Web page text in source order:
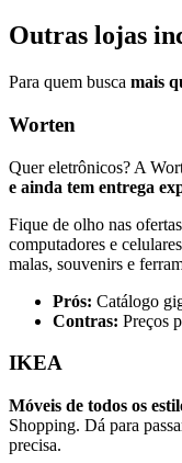
Outras lojas
Para quem busca mais
Worten
Quer eletrônicos? A
e ainda tem entrega
Fique de olho nas
computadores e
malas, souvenirs e
Prós: Catálogo
Contras: Preços
IKEA
Móveis de todos os
Shopping. Dá para
precisa.